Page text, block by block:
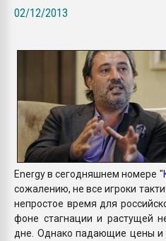
02/12/2013
Energy в сегодняшнем номере "
сожалению, не все игроки
непростое время для
фоне стагнации и растущей
дне. Однако падающие цены и